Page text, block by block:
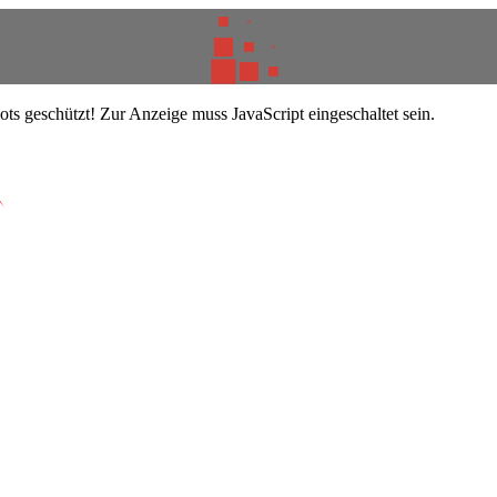
geschützt! Zur Anzeige muss JavaScript eingeschaltet sein.